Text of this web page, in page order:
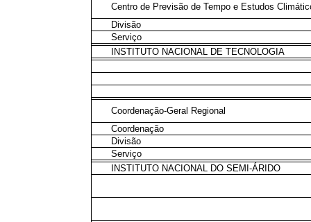
Centro de Previsão de Tempo e Estudos
Divisão
Serviço
INSTITUTO NACIONAL DE TECNOLOGIA
Coordenação-Geral Regional
Coordenação
Divisão
Serviço
INSTITUTO NACIONAL DO SEMI-ÁRIDO